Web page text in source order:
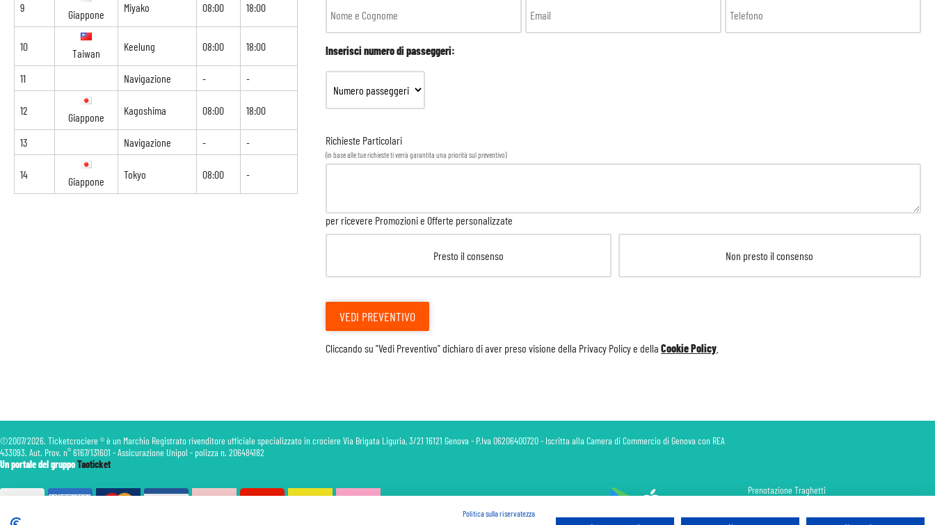
Inserisci numero di passeggeri:
Richieste Particolari
(in base alle tue richieste ti verrà garantita una priorità sul preventivo)
per ricevere Promozioni e Offerte personalizzate
Presto il consenso Non presto il consenso
VEDI PREVENTIVO
Cliccando su "Vedi Preventivo" dichiaro di aver preso visione della Privacy Policye della Cookie Policy
9
Giappone
Miyako 08:00 18:00
10
Taiwan
Keelung 08:00 18:00
11 Navigazione - -
12
Giappone
Kagoshima 08:00 18:00
13 Navigazione - -
14
Giappone
Tokyo 08:00 -
©2007/2026. Ticketcrociere ® è un Marchio Registrato rivenditore ufficiale specializzato in crociere Via Brigata Liguria, 3/21 16121 Genova - P.Iva 06206400720 - Iscritta alla Camera di Commercio di Genova con REA
433093. Aut. Prov. n° 6167/131601 - Assicurazione Unipol - polizza n. 206484182
Un portale del gruppoTaoticket
Prenotazione Traghetti
Politica sulla riservatezza